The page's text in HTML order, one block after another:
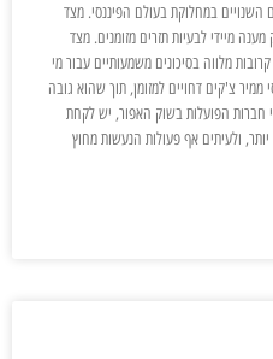
השנויים במחלוקת בעולם הפיננסי. מצד
מיידי לבעיות תזרים מזומנים. מצד
מלווה בסיכונים משמעותיים עבור מי
ממיר צ'קים דחויים למזומן, תוך שהוא גובה
הפועלות בשוק האפור, יש לקחת
ולעיתים אף פעולות הנעשות מחוץ